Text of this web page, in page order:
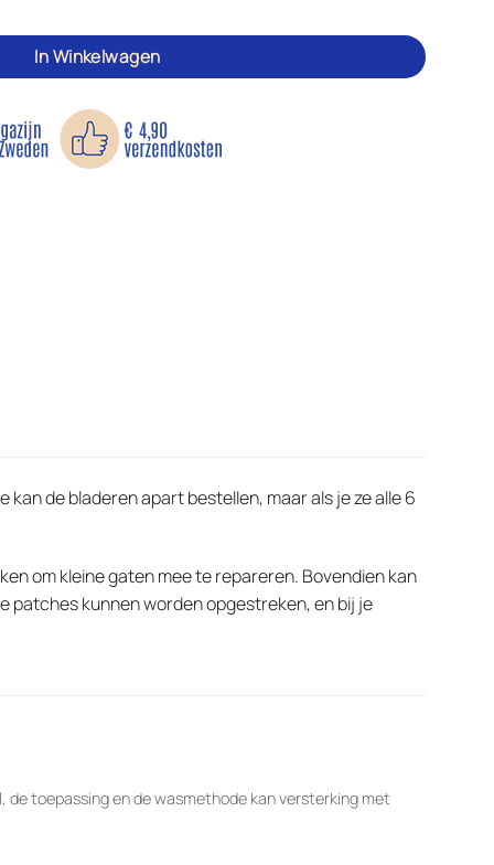
In Winkelwagen
de bladeren apart bestellen, maar als je ze alle 6
om kleine gaten mee te repareren. Bovendien kan
patches kunnen worden opgestreken, en bij je
toepassing en de wasmethode kan versterking met